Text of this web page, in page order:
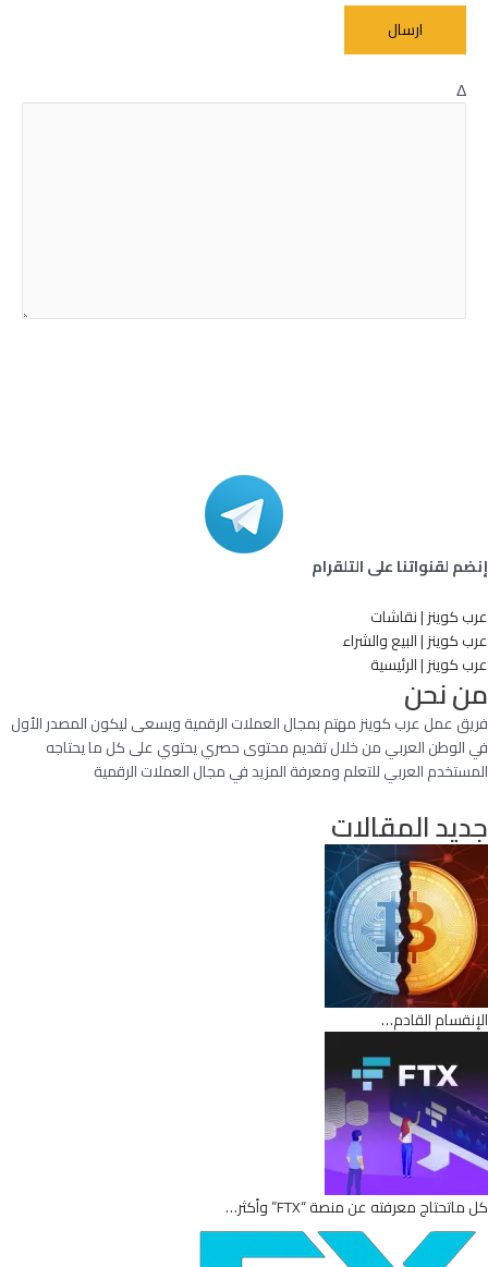
Δ
إنضم لقنواتنا على التلقرام
عرب كوينز | نقاشات
عرب كوينز | البيع والشراء
عرب كوينز | الرئيسية
من نحن
فريق عمل عرب كوينز مهتم بمجال العملات الرقمية ويسعى ليكون المصدر الأول
في الوطن العربي من خلال تقديم محتوى حصري يحتوي على كل ما يحتاجه
المستخدم العربي للتعلم ومعرفة المزيد في مجال العملات الرقمية
جديد المقالات
الإنقسام القادم…
كل ماتحتاج معرفته عن منصة “FTX” وأكثر…